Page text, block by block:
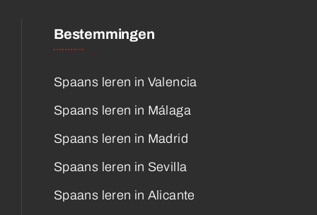
Bestemmingen
Spaans leren in Valencia
Spaans leren in Málaga
Spaans leren in Madrid
Spaans leren in Sevilla
Spaans leren in Alicante